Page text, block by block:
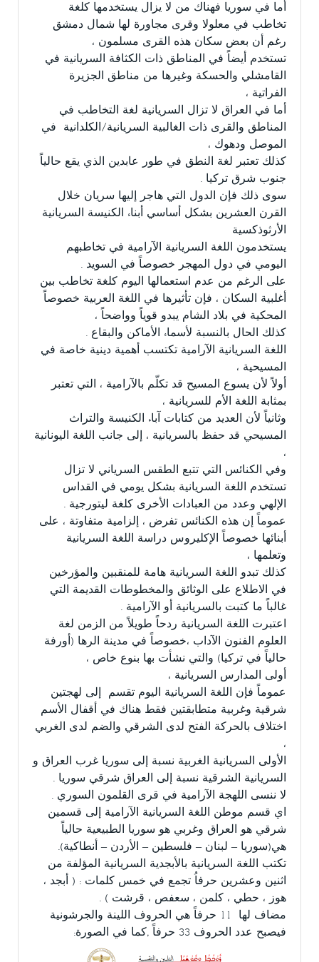
أما في سوريا فهناك من لا يزال يستخدمها كلغة
تخاطب في معلولا وقرى مجاورة لها شمال دمشق
رغم أن بعض سكان هذه القرى مسلمون ،
تستخدم أيضاً في المناطق ذات الكثافة السريانية في
القامشلي والحسكة وغيرها من مناطق الجزيرة
الفراتية ،
أما في العراق لا تزال السريانية لغة التخاطب في
المناطق والقرى ذات الغالبية السريانية/الكلدانية في
الموصل ودهوك ،
كذلك تعتبر لغة النطق في طور عابدين الذي يقع حالياً
جنوب شرق تركيا .
سوى ذلك فإن الدول التي هاجر إليها سريان خلال
القرن العشرين بشكل أساسي أبناء الكنيسة السريانية
الأرثوذكسية
يستخدمون اللغة السريانية الآرامية في تخاطبهم
اليومي في دول المهجر خصوصاً في السويد .
على الرغم من عدم استعمالها اليوم كلغة تخاطب بين
أغلبية السكان ، فإن تأثيرها في اللغة العربية خصوصاً
المحكية في بلاد الشام يبدو قوياً وواضحاً ،
كذلك الحال بالنسبة لأسماء الأماكن والبقاع .
اللغة السريانية الآرامية تكتسب أهمية دينية خاصة في
المسيحية ،
أولاً لأن يسوع المسيح قد تكلّم بالآرامية ، التي تعتبر
بمثابة اللغة الأم للسريانية ،
وثانياً لأن العديد من كتابات آباء الكنيسة والتراث
المسيحي قد حفظ بالسريانية ، إلى جانب اللغة اليونانية
،
وفي الكنائس التي تتبع الطقس السرياني لا تزال
تستخدم اللغة السريانية بشكل يومي في القداس
الإلهي وعدد من العبادات الأخرى كلغة ليتورجية .
عموماً إن هذه الكنائس تفرض ، إلزامية متفاوتة ، على
أبنائها خصوصاً الإكليروس دراسة اللغة السريانية
وتعلمها ،
كذلك تبدو اللغة السريانية هامة للمنقبين والمؤرخين
في الاطلاع على الوثائق والمخطوطات القديمة التي
غالباً ما كتبت بالسريانية أو الآرامية .
اعتبرت اللغة السريانية ردحاً طويلاً من الزمن لغة
العلوم الفنون الآداب ،خصوصاً في مدينة الرها (أورفة
حالياً في تركيا) والتي نشأت بها بنوع خاص ،
أولى المدارس السريانية ،
عموماً فإن اللغة السريانية اليوم تقسم إلى لهجتين
شرقية وغربية متطابقتين فقط هناك في أقفال الأسم
اختلاف بالحركة الفتح لدى الشرقي والضم لدى الغربي
،
الأولى السريانية الغربية نسبة إلى سوريا غرب العراق و
السريانية الشرقية نسبة إلى العراق شرقي سوريا .
لا ننسى اللهجة الآرامية في قرى القلمون السوري .
اي قسم موطن اللغة السريانية الآرامية إلى قسمين
شرقي هو العراق وغربي هو سوريا الطبيعية حالياً
هي(سوريا – لبنان – فلسطين – الأردن – أنطاكية).
تكتب اللغة السريانية بالأبجدية السريانية المؤلفة من
اثنين وعشرين حرفاُ تجمع في خمس كلمات : ( أبجد ،
هوز ، حطي ، كلمن ، سعفص ، قرشت ) .
مضاف لها 11 حرفاً هي الحروف اللينة والجرشونية
فيصبح عدد الحروف 33 حرفاً ,كما في الصورة: